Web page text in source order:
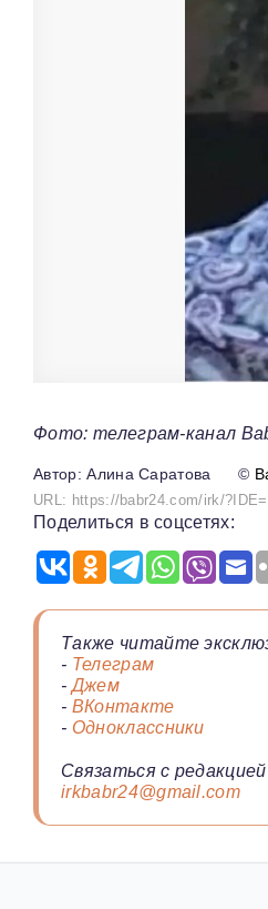
Фото: телеграм-канал
Алина Саратова ©
URL: https://babr24.com/irk/
Поделиться в соцсетях:
Также читайте
- Телеграм
-Джем
- ВКонтакте
- Одноклассники
Связаться с
irkbabr24@gmail.com